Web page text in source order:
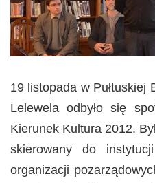
19 listopada w Pułtuskiej
Lelewela odbyło się
Kierunek Kultura 2012.
skierowany do
organizacji